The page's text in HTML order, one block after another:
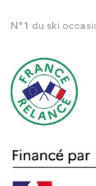
N°1 du ski